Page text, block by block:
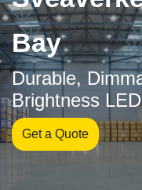
Bay
Durable,
Brightness LED
Get a Quote